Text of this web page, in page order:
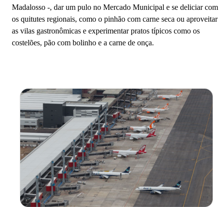
Madalosso -, dar um pulo no Mercado Municipal e se deliciar com
os quitutes regionais, como o pinhão com carne seca ou aproveitar
as vilas gastronômicas e experimentar pratos típicos como os
costelões, pão com bolinho e a carne de onça.